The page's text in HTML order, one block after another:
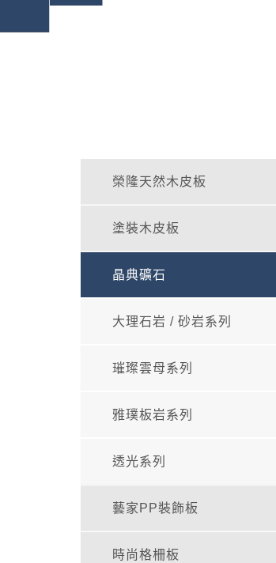
榮隆天然木皮板
塗裝木皮板
晶典礦石
大理石岩 / 砂岩系列
璀璨雲母系列
雅璞板岩系列
透光系列
藝家PP裝飾板
時尚格柵板